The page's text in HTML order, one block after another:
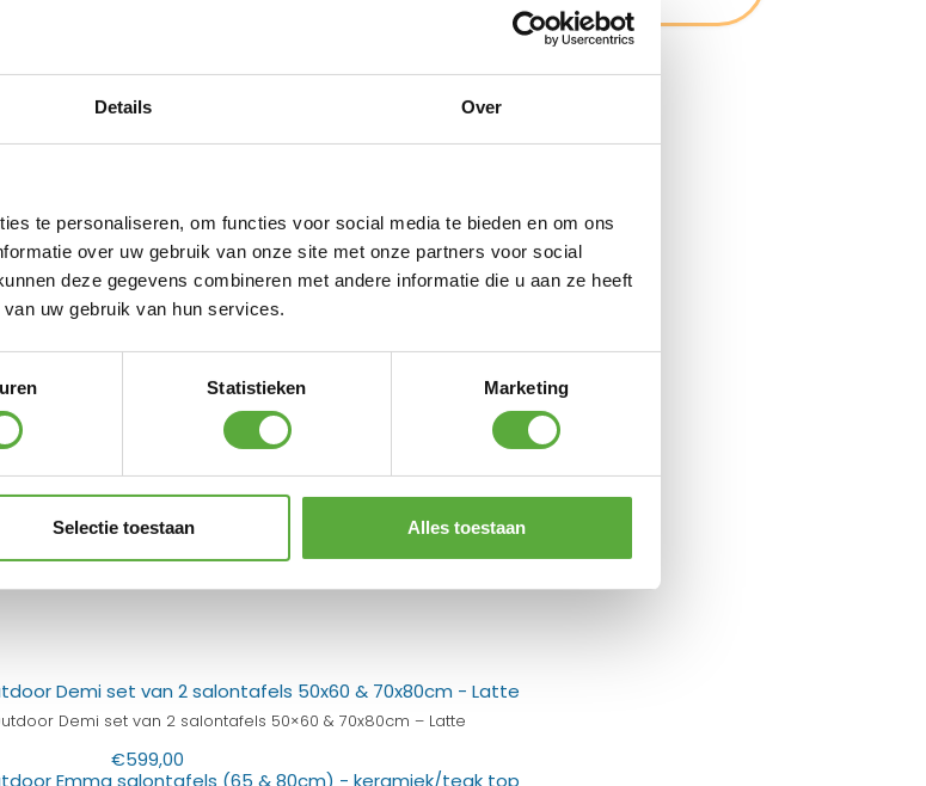
Details Over
te personaliseren, om functies voor social media te bieden en om ons
over uw gebruik van onze site met onze partners voor social
deze gegevens combineren met andere informatie die u aan ze heeft
uw gebruik van hun services.
Statistieken Marketing
Selectie toestaan Alles toestaan
loungetafel op zonne-
toevoeging aan je
zonne-unit laden
dag? Geen probleem! Je
USB-C kabel. Binnen 4 tot
Haal dan het
binnen. Het Cosilumia-frame
overdekt staat.
loungeset, waardoor je tot
jij deze eyecatcher binnen?
Demi set van 2 salontafels 50×60 & 70x80cm – Latte
€599,00